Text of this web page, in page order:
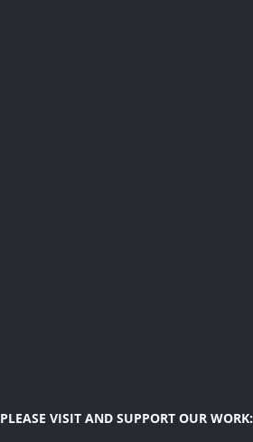
PLEASE VISIT AND SUPPORT OUR WORK: